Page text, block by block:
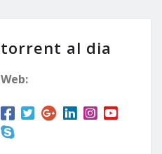
torrent al dia
Web: